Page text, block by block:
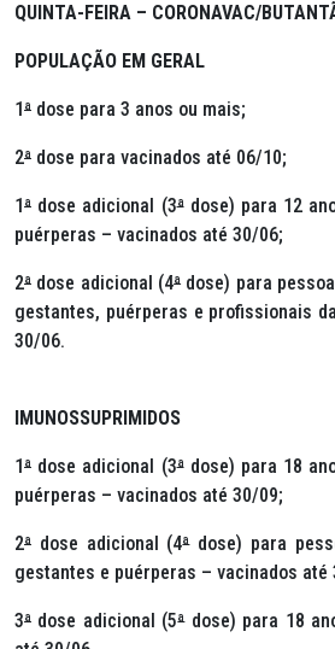
QUINTA-FEIRA – CORONAVAC/
POPULAÇÃO EM GERAL
1ª dose para 3 anos ou mais;
2ª dose para vacinados até 06/10;
1ª dose adicional (3ªdose) para 12
puérperas – vacinados até 30/06;
2ª dose adicional (4ª dose) para
gestantes, puérperas e profissionais
30/06.
IMUNOSSUPRIMIDOS
1ª dose adicional (3ªdose) para 18
puérperas – vacinados até 30/09;
2ª dose adicional (4ªdose) para
gestantes e puérperas – vacinados até
3ª dose adicional (5ªdose) para 18